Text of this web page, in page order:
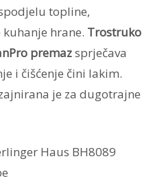
topline,
hrane. Trostruko
premazsprječava
i čišćenje čini lakim.
je za dugotrajne
Haus BH8089